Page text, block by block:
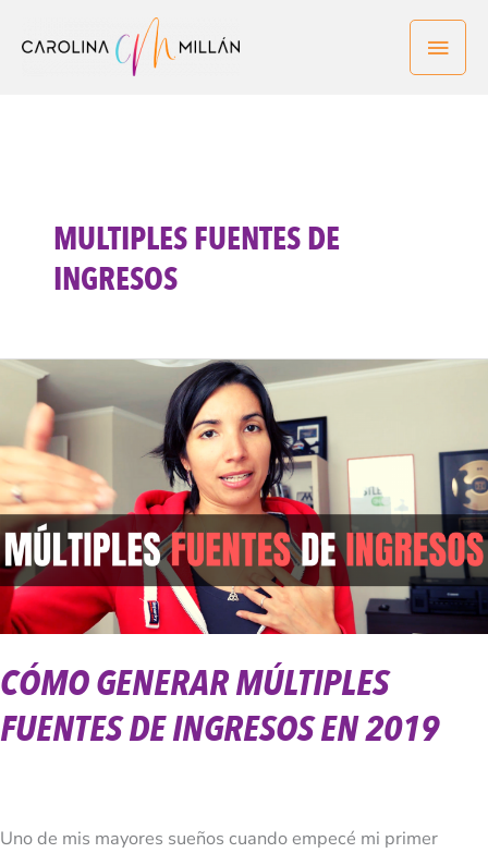
MULTIPLES FUENTES DE
INGRESOS
CÓMO GENERAR MÚLTIPLES
FUENTES DE INGRESOS EN 2019
Uno de mis mayores sueños cuando empecé mi primer
Cómo
Generar
Múltiples
Fuentes
de
Ingresos
en
2019